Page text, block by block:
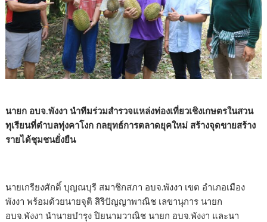
นายก อบจ.พังงา นำทีมร่วมสำรวจแหล่งท่องเที่ยวเชิงเกษตรในสวน
ทุเรียนที่ตำบลทุ่งคาโงก กลยุทธ์การตลาดยุคใหม่ สร้างจุดขายสร้าง
รายได้ชุมชนยั่งยืน
นายเกรียงศักดิ์ บุญณบุรี สมาชิกสภา อบจ.พังงา เขต อำเภอเมือง
พังงา พร้อมด้วยนายจุติ สิริปัญญาพาณิช เลขานุการ นายก
อบจ.พังงา นำนายบำรุง ปิยนามวาณิช นายก อบจ.พังงา และนา